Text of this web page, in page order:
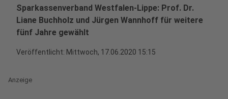
Sparkassenverband Westfalen-Lippe: Prof. Dr.
Liane Buchholz und Jürgen Wannhoff für weitere
fünf Jahre gewählt
Veröffentlicht: Mittwoch, 17.06.2020 15:15
Anzeige